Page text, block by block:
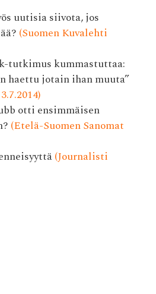
uutisia siivota, jos
(Suomen Kuvalehti
tutkimus kummastuttaa:
haettu jotain ihan muuta”
otti ensimmäisen
(Etelä-Suomen Sanomat
(Journalisti